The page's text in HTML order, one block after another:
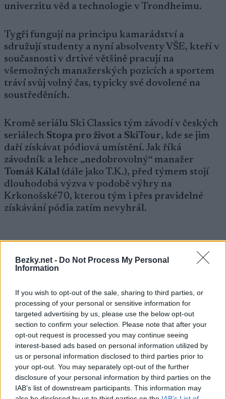
Bezky.net - Do Not Process My Personal
Information
If you wish to opt-out of the sale, sharing to third parties, or
processing of your personal or sensitive information for
targeted advertising by us, please use the below opt-out
section to confirm your selection. Please note that after your
opt-out request is processed you may continue seeing
interest-based ads based on personal information utilized by
us or personal information disclosed to third parties prior to
your opt-out. You may separately opt-out of the further
disclosure of your personal information by third parties on the
IAB’s list of downstream participants. This information may
univerzitu věd a technologie v Trondheimu.
Tygři fungují na principu kamarádství a
sdružují studenty a nyní absolventy VŠE, kteří v
současnosti v drtivé většině pracují na
všemožných manažerských pozicích a sportem
tráví svůj volný čas, typicky své dovolené na
soustředěních.
Kromě seriálu Ski Classics tým závodí v českých
seriálech Stopa pro život a SkiTour, kde se jim
daří získávat pódiová umístění. Jak říká
závodník a lehce „nedobrovolný“ manažer
Tomáš Kálal (dále jako T.K.), před týmem stojí
dlouhodobá výzva v podobě výhry na
Krkonošské70, kterou tým i přes pravidelné
získávání pódia zatím nevyhrál.
Krkonošská70 v roce 2016 (poznámka: ve
Žižkovský tygři B. Podezíral jsem je z toho, že o
své formě moc dobře věděli a chtěli poraženým
soupeřům dopřát tu možnost cítit se jako
jelimámci poražení B-týmem, ale dle T.K. je to
jinak: zařazení do B-týmu bylo způsobeno faktem,
že nikdo z tehdejších závoďáků neměl výkonnost
na to, aby se mohl považovat za součást A-týmu
V týmu nejsou jen „starší“ (ve smyslu VŠ již